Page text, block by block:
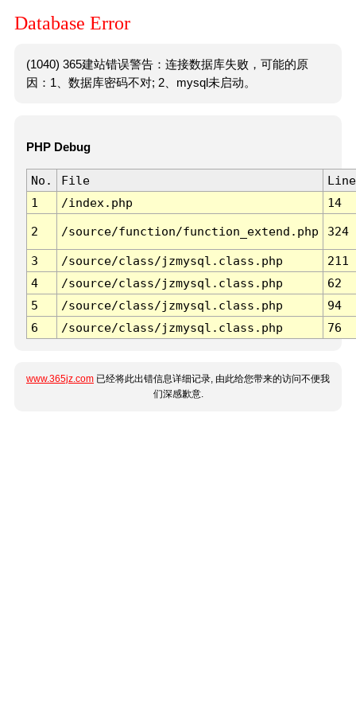
Database Error
(1040) 365建站错误警告：连接数据库失败，可能的原
因：1、数据库密码不对; 2、mysql未启动。
PHP Debug
No. File
Line
1
/index.php 14
2 /source/function/function_extend.php 324
3 /source/class/jzmysql.class.php
211
4
/source/class/jzmysql.class.php
62
5
/source/class/jzmysql.class.php
94
6
/source/class/jzmysql.class.php 76
www.365jz.com 已经将此出错信息详细记录, 由此给您带来的访问不便我
们深感歉意.